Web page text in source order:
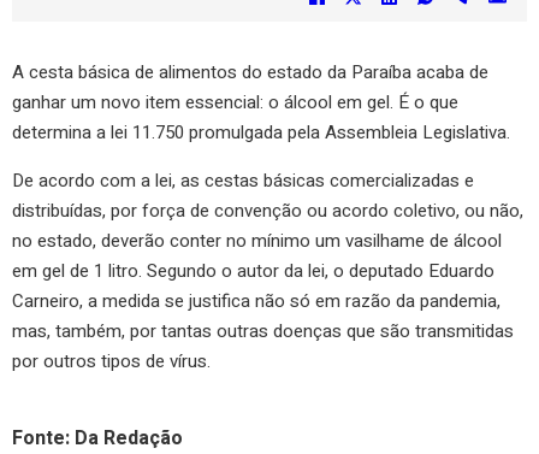
A cesta básica de alimentos do estado da Paraíba acaba de
ganhar um novo item essencial: o álcool em gel. É o que
determina a lei 11.750 promulgada pela Assembleia Legislativa.
De acordo com a lei, as cestas básicas comercializadas e
distribuídas, por força de convenção ou acordo coletivo, ou não,
no estado, deverão conter no mínimo um vasilhame de álcool
em gel de 1 litro. Segundo o autor da lei, o deputado Eduardo
Carneiro, a medida se justifica não só em razão da pandemia,
mas, também, por tantas outras doenças que são transmitidas
por outros tipos de vírus.
Fonte: Da Redação